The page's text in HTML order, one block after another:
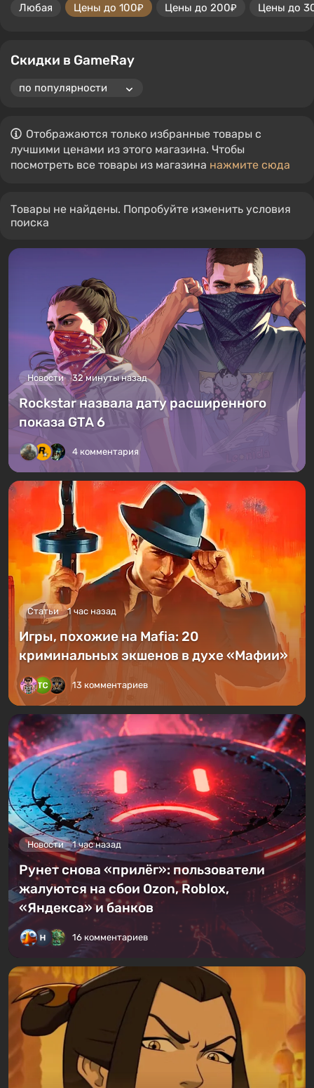
Любая Цены до 100₽ Цены до 200₽ Цены до
Скидки в GameRay
Отображаются только избранные товары с
лучшими ценами из этого магазина. Чтобы
посмотреть все товары из магазина нажмите сюда
Товары не найдены. Попробуйте изменить условия
поиска
Новости 32 минуты назад
Rockstar назвала дату расширенного
показа GTA 6
4 комментария
Статьи 1 час назад
Игры, похожие на Mafia: 20
криминальных экшенов в духе «Мафии»
13 комментариев
Новости 1 час назад
Рунет снова «прилёг»: пользователи
жалуются на сбои Ozon, Roblox,
«Яндекса» и банков
16 комментариев